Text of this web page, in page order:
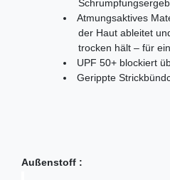
Atmungsaktives
der Haut ableitet
trocken hält – für
UPF 50+ blockiert
Gerippte
Außenstoff :